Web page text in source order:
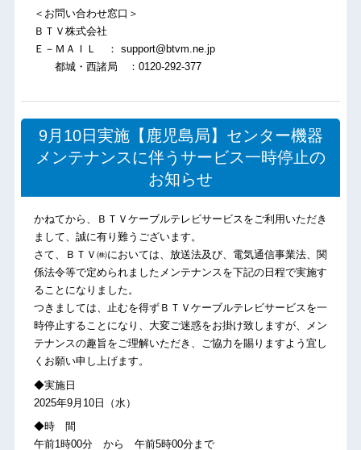
＜お問い合わせ窓口＞
ＢＴＶ株式会社
Ｅ－ＭＡＩＬ ： support@btvm.ne.jp
都城・西諸局 ：0120-292-377
9月10日実施【鹿児島局】センター機器
メンテナンスに伴うサービス一時停止の
お知らせ
かねてから、ＢＴＶケーブルテレビサービスをご利用いただき
まして、誠に有り難うございます。
さて、ＢＴＶ㈱においては、放送法及び、電気通信事業法、関
係法令等で定められましたメンテナンスを下記の日程で実施す
ることになりました。
つきましては、止むを得ずＢＴＶケーブルテレビサービスを一
時停止することになり、大変ご迷惑をお掛け致しますが、メン
テナンスの趣旨をご理解いただき、ご協力を賜りますよう宜し
くお願い申し上げます。
◆実施日
2025年9月10日（水）
◆時 間
午前1時00分 から 午前5時00分まで